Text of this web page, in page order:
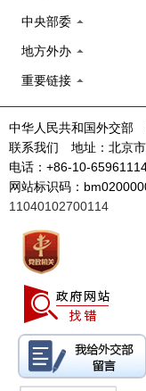
中央部委
地方外办
重要链接
中华人民共和国外交部
联系我们 地址：北京
电话：+86-10-
网站标识码：
11040102700114